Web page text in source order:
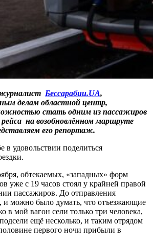
Бессарабии.UA,
делам областной центр,
стать одним из пассажиров
рейса на возобновлённом маршруте
его репортаж.
в удовольствии поделиться
обтекаемых, «западных» форм
уже с 19 часов стоял у крайней правой
пассажиров. До отправления
и можно было думать, что отъезжающие
в мой вагон сели только три человека,
ещё несколько, и таким отрядом
первого ночи прибыли в